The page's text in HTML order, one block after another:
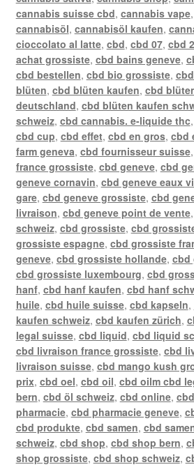
cannabis suisse cbd, cannabis vape,
cannabisöl, cannabisöl kaufen,
cioccolato al latte, cbd, cbd 07, cbd
achat grossiste, cbd bains geneve,
cbd bestellen, cbd bio grossiste,
blüten, cbd blüten kaufen, cbd
deutschland, cbd blüten kaufen
schweiz, cbd cannabis. e-liquide thc,
cbd cup, cbd effet, cbd en gros, cbd
farm geneva, cbd fournisseur suisse,
france grossiste, cbd geneve, cbd
geneve cornavin, cbd geneve eaux
gare, cbd geneve grossiste, cbd
livraison, cbd geneve point de vente,
schweiz, cbd grossiste, cbd
grossiste espagne, cbd grossiste
geneve, cbd grossiste hollande, cbd
cbd grossiste luxembourg, cbd
hanf, cbd hanf kaufen, cbd hanf
huile, cbd huile suisse, cbd kapseln,
kaufen schweiz, cbd kaufen zürich,
legal suisse, cbd liquid, cbd liquid
cbd livraison france grossiste, cbd
livraison suisse, cbd mango kush
prix, cbd oel, cbd oil, cbd oilm cbd
bern, cbd öl schweiz, cbd online,
pharmacie, cbd pharmacie geneve,
cbd produkte, cbd samen, cbd
schweiz, cbd shop, cbd shop bern,
shop grossiste, cbd shop schweiz,